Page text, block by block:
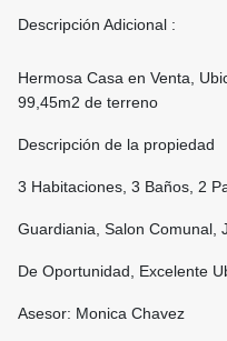
Descripción Adicional :
Hermosa Casa en Venta,
99,45m2 de terreno
Descripción de la propiedad
3 Habitaciones, 3 Baños, 2
Guardiania, Salon Comunal,
De Oportunidad, Excelente
Asesor: Monica Chavez